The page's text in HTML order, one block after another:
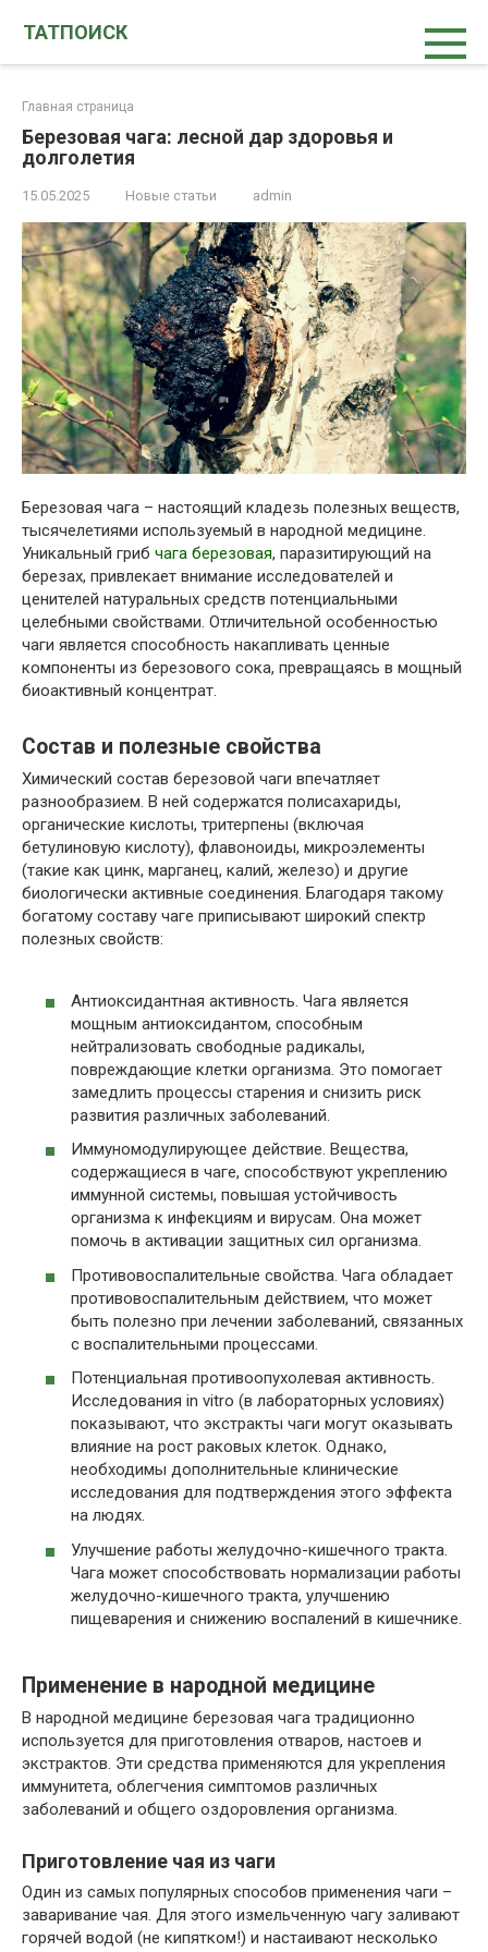
ТАТПОИСК
Главная страница
Березовая чага: лесной дар здоровья и
долголетия
15.05.2025 Новые статьи admin
Березовая чага – настоящий кладезь полезных веществ,
тысячелетиями используемый в народной медицине.
Уникальный гриб чага березовая, паразитирующий на
березах, привлекает внимание исследователей и
ценителей натуральных средств потенциальными
целебными свойствами. Отличительной особенностью
чаги является способность накапливать ценные
компоненты из березового сока, превращаясь в мощный
биоактивный концентрат.
Состав и полезные свойства
Химический состав березовой чаги впечатляет
разнообразием. В ней содержатся полисахариды,
органические кислоты, тритерпены (включая
бетулиновую кислоту), флавоноиды, микроэлементы
(такие как цинк, марганец, калий, железо) и другие
биологически активные соединения. Благодаря такому
богатому составу чаге приписывают широкий спектр
полезных свойств:
Антиоксидантная активность. Чага является
мощным антиоксидантом, способным
нейтрализовать свободные радикалы,
повреждающие клетки организма. Это помогает
замедлить процессы старения и снизить риск
развития различных заболеваний.
Иммуномодулирующее действие. Вещества,
содержащиеся в чаге, способствуют укреплению
иммунной системы, повышая устойчивость
организма к инфекциям и вирусам. Она может
помочь в активации защитных сил организма.
Противовоспалительные свойства. Чага обладает
противовоспалительным действием, что может
быть полезно при лечении заболеваний, связанных
с воспалительными процессами.
Потенциальная противоопухолевая активность.
Исследования in vitro (в лабораторных условиях)
показывают, что экстракты чаги могут оказывать
влияние на рост раковых клеток. Однако,
необходимы дополнительные клинические
исследования для подтверждения этого эффекта
на людях.
Улучшение работы желудочно-кишечного тракта.
Чага может способствовать нормализации работы
желудочно-кишечного тракта, улучшению
пищеварения и снижению воспалений в кишечнике.
Применение в народной медицине
В народной медицине березовая чага традиционно
используется для приготовления отваров, настоев и
экстрактов. Эти средства применяются для укрепления
иммунитета, облегчения симптомов различных
заболеваний и общего оздоровления организма.
Приготовление чая из чаги
Один из самых популярных способов применения чаги –
заваривание чая. Для этого измельченную чагу заливают
горячей водой (не кипятком!) и настаивают несколько